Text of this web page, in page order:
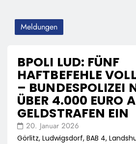
Meldungen
BPOLI LUD: FÜNF
HAFTBEFEHLE
– BUNDESPOLIZEI
ÜBER 4.000 EURO
GELDSTRAFEN EIN
20. Januar 2026
Görlitz, Ludwigsdorf, BAB 4,